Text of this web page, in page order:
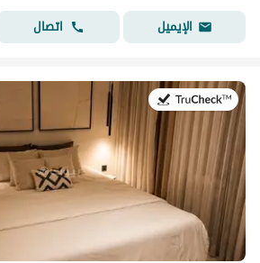
الإيميل
اتصال
في:26 يوليو 2026